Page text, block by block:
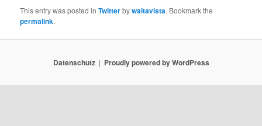
This entry was posted inTwitterbywaltavista. Bookmark the
permalink.
Datenschutz Proudly powered by WordPress